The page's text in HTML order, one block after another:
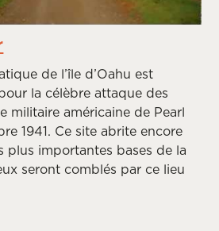
de l’île d’Oahu est
la célèbre attaque des
militaire américaine de Pearl
1941. Ce site abrite encore
plus importantes bases de la
seront comblés par ce lieu